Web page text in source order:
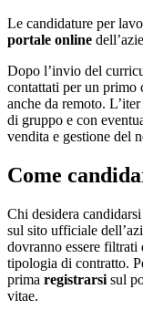
Le candidature per
portale online
Dopo l’invio del
contattati per un primo
anche da remoto.
di gruppo e con
vendita e gestione del
Come
Chi desidera
sul sito ufficiale
dovranno essere filtrati
tipologia di contratto.
prima registrarsi sul
vitae.